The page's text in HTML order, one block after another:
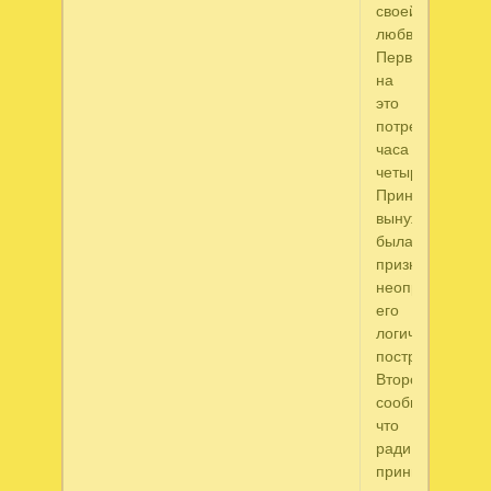
своей
любви.
Первому
на
это
потребовалось
часа
четыре.
Принцесса
вынуждена
была
признать
его
логических
построений.
Второй
сообщил,
что
ради
принцессы